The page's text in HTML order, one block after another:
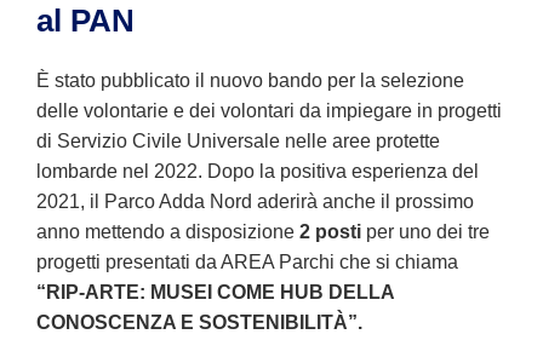
al PAN
È stato pubblicato il nuovo bando per la selezione
delle volontarie e dei volontari da impiegare in progetti
di Servizio Civile Universale nelle aree protette
lombarde nel 2022. Dopo la positiva esperienza del
2021, il Parco Adda Nord aderirà anche il prossimo
anno mettendo a disposizione 2 posti per uno dei tre
progetti presentati da AREA Parchi che si chiama
“RIP-ARTE: MUSEI COME HUB DELLA
CONOSCENZA E SOSTENIBILITÀ”.